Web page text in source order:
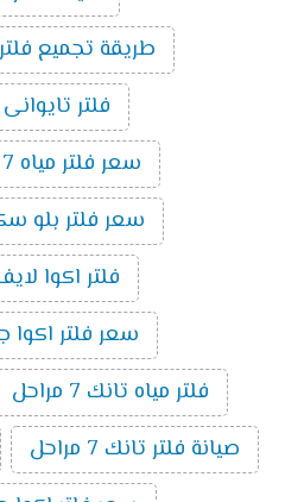
طريقة تجميع فلتر مياه
فلتر تايوانى ٧ مراحل
سعر فلتر مياه 7 مراحل تانك
سعر فلتر بلو سكاي 7
فلتر اكوا لايف 7
سعر فلتر اكوا جيت ٧
فلتر مياه تانك 7 مراحل
صيانة فلتر تانك 7 مراحل